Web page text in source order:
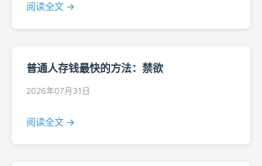
阅读全文 →
普通人存钱最快的方法：禁欲
2026年07月31日
阅读全文 →